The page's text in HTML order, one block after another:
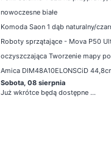
nowoczesne białe
Komoda Saon 1 dąb naturalny/
Roboty sprzątające - Mova P50
oczyszczająca Tworzenie mapy
Amica DIM48A10ELONSCiD
Sobota, 08 sierpnia
Już wkrótce będą dostępne ...